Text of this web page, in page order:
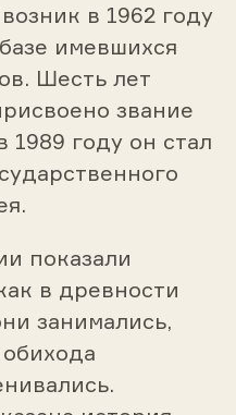
в 1962 году
имевшихся
Шесть лет
звание
1989 году он стал
показали
в древности
занимались,